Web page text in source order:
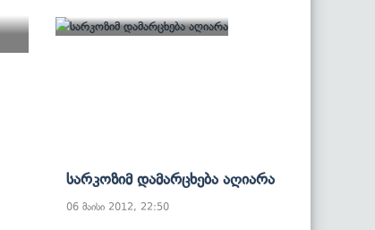
Სარკოზიმ Დამარცხება Აღიარა
06 მაისი 2012, 22:50